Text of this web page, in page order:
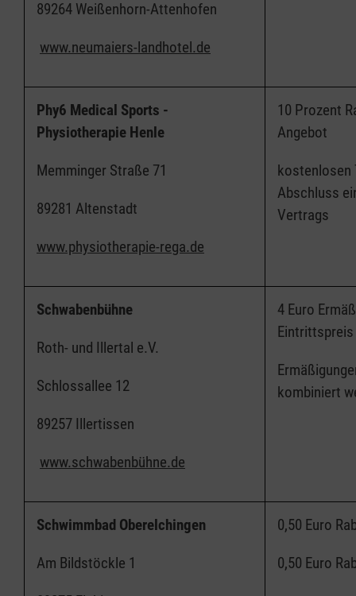
89264 Weißenhorn-Attenhofen
www.neumaiers-landhotel.de
Phy6 Medical Sports -
Physiotherapie Henle
Memminger Straße 71
89281 Altenstadt
www.physiotherapie-rega.de
10 Prozent
Angebot
kostenlosen
Abschluss
Vertrags
Schwabenbühne
Roth- und Illertal e.V.
Schlossallee 12
89257 Illertissen
www.schwabenbühne.de
4 Euro
kombiniert
Schwimmbad Oberelchingen
Am Bildstöckle 1
0,50 Euro
0,50 Euro